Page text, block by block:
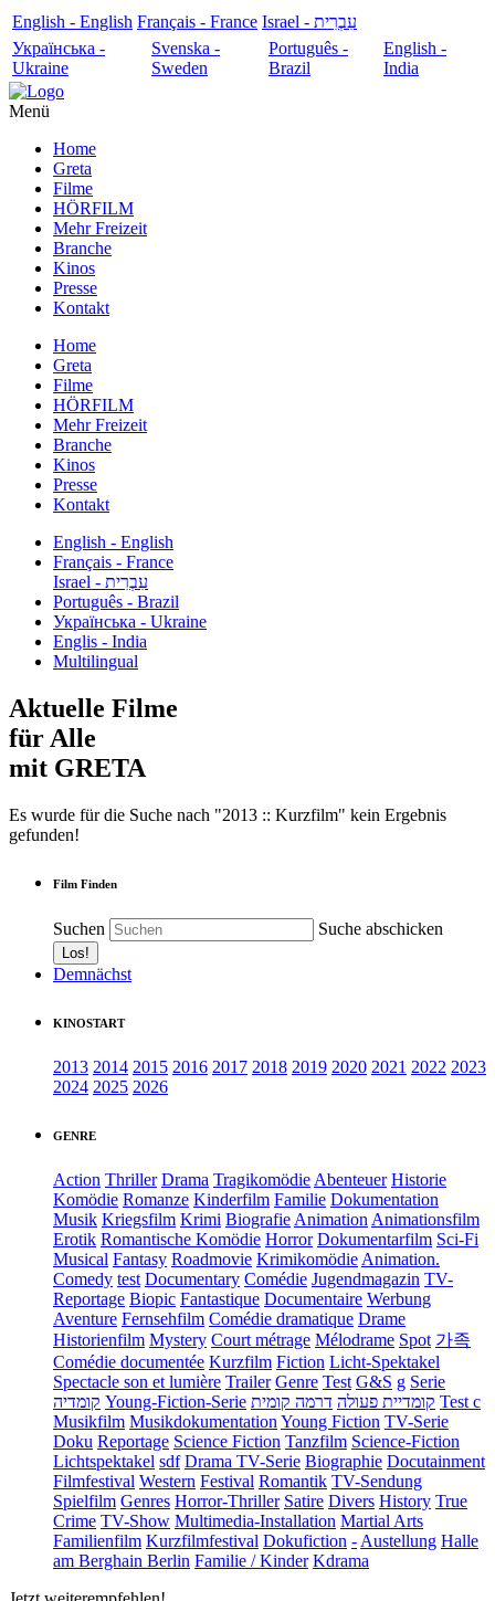
English - English Français - France
עִבְרִית - Israel
Українська -
Ukraine
Svenska -
Sweden
Português -
Brazil
English -
India
Menü
Home
Greta
Filme
HÖRFILM
Mehr Freizeit
Branche
Kinos
Presse
Kontakt
Home
Greta
Filme
HÖRFILM
Mehr Freizeit
Branche
Kinos
Presse
Kontakt
English - English
Français - France
עִבְרִית - Israel
Português - Brazil
Українська - Ukraine
Englis - India
Multilingual
Aktuelle Filme
für Alle
mit GRETA
Es wurde für die Suche nach "2013 :: Kurzfilm" kein Ergebnis
gefunden!
Film Finden
Suchen Suche abschicken
Demnächst
KINOSTART
2013 2014 2015 2016 2017 2018 2019 2020 2021 2022 2023
2024 2025 2026
GENRE
Action Thriller Drama Tragikomödie Abenteuer Historie
Komödie Romanze Kinderfilm Familie Dokumentation
Musik Kriegsfilm Krimi Biografie Animation Animationsfilm
Erotik Romantische Komödie Horror Dokumentarfilm Sci-Fi
Musical Fantasy Roadmovie Krimikomödie Animation.
Comedy test Documentary Comédie Jugendmagazin TV-
Reportage Biopic Fantastique Documentaire Werbung
Aventure Fernsehfilm Comédie dramatique Drame
Historienfilm Mystery Court métrage Mélodrame Spot 가족
Comédie documentée Kurzfilm Fiction Licht-Spektakel
Spectacle son et lumière Trailer Genre Test G&S g Serie
קומדיה Young-Fiction-Serie קומדיית פעולה דרמה קומית
Test c
Musikfilm Musikdokumentation Young Fiction TV-Serie
Doku Reportage Science Fiction Tanzfilm Science-Fiction
Lichtspektakel sdf Drama TV-Serie Biographie Docutainment
Filmfestival Western Festival Romantik TV-Sendung
Spielfilm Genres Horror-Thriller Satire Divers History True
Crime TV-Show Multimedia-Installation Martial Arts
Familienfilm Kurzfilmfestival Dokufiction - Austellung Halle
am Berghain Berlin Familie / Kinder Kdrama